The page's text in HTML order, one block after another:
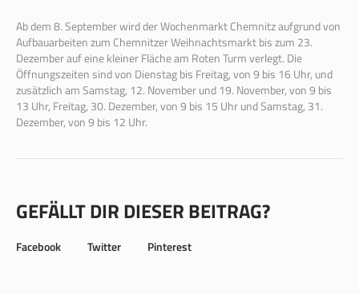
Ab dem 8. September wird der Wochenmarkt Chemnitz aufgrund von
Aufbauarbeiten zum Chemnitzer Weihnachtsmarkt bis zum 23.
Dezember auf eine kleiner Fläche am Roten Turm verlegt. Die
Öffnungszeiten sind von Dienstag bis Freitag, von 9 bis 16 Uhr, und
zusätzlich am Samstag, 12. November und 19. November, von 9 bis
13 Uhr, Freitag, 30. Dezember, von 9 bis 15 Uhr und Samstag, 31.
Dezember, von 9 bis 12 Uhr.
GEFÄLLT DIR DIESER BEITRAG?
Facebook Twitter Pinterest